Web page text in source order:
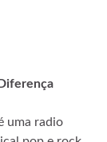
uma radio